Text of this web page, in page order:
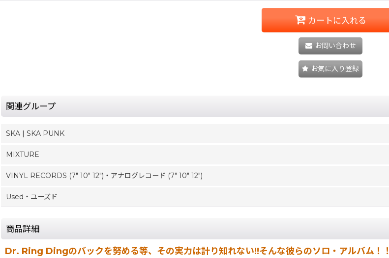
カートに入れる
お問い合わせ
お気に入り登録
関連グループ
SKA | SKA PUNK
MIXTURE
VINYL RECORDS (7" 10" 12")・アナログレコード (7" 10" 12")
Used・ユーズド
商品詳細
Dr. Ring Dingのバックを努める等、その実力は計り知れない!!そんな彼らのソロ・アルバム！！